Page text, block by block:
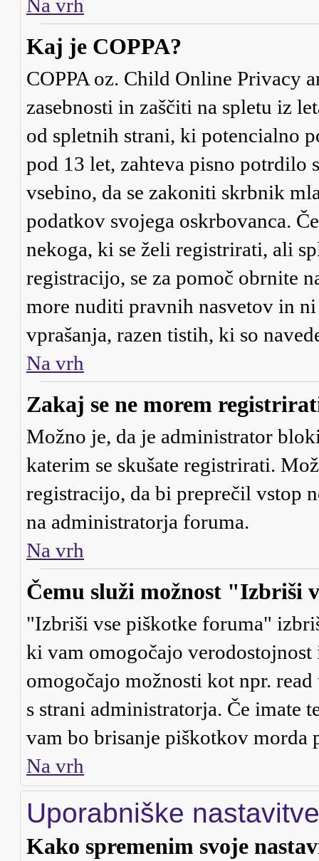
Na vrh
Kaj je COPPA?
COPPA oz. Child Online Privacy
zasebnosti in zaščiti na spletu iz
od spletnih strani, ki potencialno
pod 13 let, zahteva pisno potrdilo
vsebino, da se zakoniti skrbnik
podatkov svojega oskrbovanca.
nekoga, ki se želi registrirati, ali
registracijo, se za pomoč obrnite
more nuditi pravnih nasvetov in
vprašanja, razen tistih, ki so
Na vrh
Zakaj se ne morem
Možno je, da je administrator
katerim se skušate registrirati.
registracijo, da bi preprečil vstop
na administratorja foruma.
Na vrh
Čemu služi možnost "Izbriši
"Izbriši vse piškotke foruma"
ki vam omogočajo
omogočajo možnosti kot npr.
s strani administratorja. Če imate
vam bo brisanje piškotkov morda
Na vrh
Uporabniške nastavitve
Kako spremenim svoje